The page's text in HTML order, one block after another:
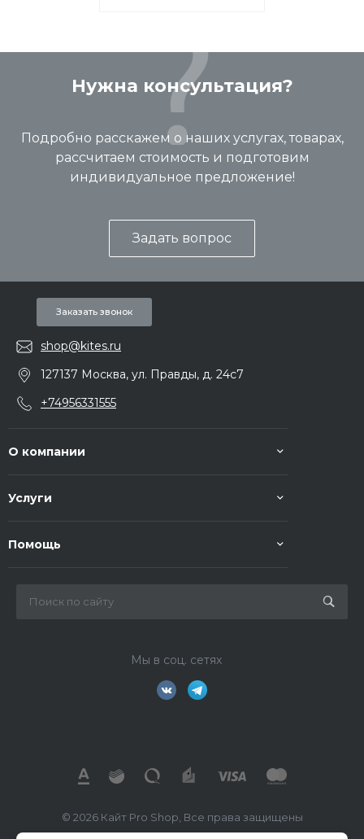
Нужна консультация?
Подробно расскажем о наших услугах, товарах,
рассчитаем стоимость и подготовим
индивидуальное предложение!
Задать вопрос
Заказать звонок
shop@kites.ru
127137 Москва, ул. Правды, д. 24с7
+74956331555
О компании
Услуги
Помощь
Мы в соц. сетях
© 2026 Кайт Pro Shop, Все права защищены